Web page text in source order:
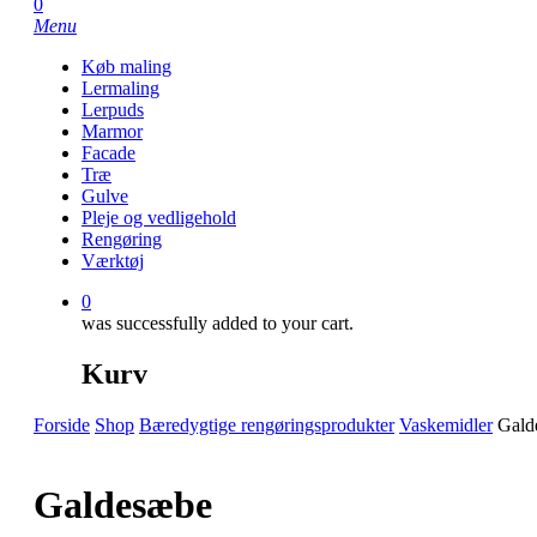
0
Menu
Køb maling
Lermaling
Lerpuds
Marmor
Facade
Træ
Gulve
Pleje og vedligehold
Rengøring
Værktøj
0
was successfully added to your cart.
Kurv
Forside Shop Bæredygtige rengøringsprodukter Vaskemidler
Galdesæbe